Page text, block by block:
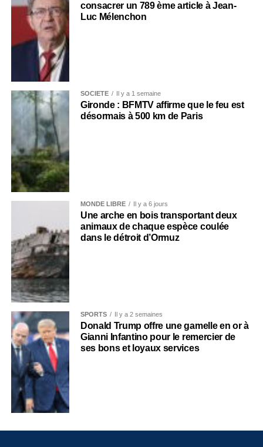
consacrer un 789 ème article à Jean-
Luc Mélenchon
SOCIÉTÉ Il y a 1 semaine
Gironde : BFMTV affirme que le feu est
désormais à 500 km de Paris
MONDE LIBRE Il y a 6 jours
Une arche en bois transportant deux
animaux de chaque espèce coulée
dans le détroit d’Ormuz
SPORTS Il y a 2 semaines
Donald Trump offre une gamelle en or à
Gianni Infantino pour le remercier de
ses bons et loyaux services